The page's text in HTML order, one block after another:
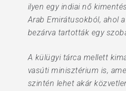
ilyen egy indiai nő
Arab Emirátusokból, ahol
bezárva tartották egy
A külügyi tárca mellett
vasúti minisztérium is,
szintén lehet akár